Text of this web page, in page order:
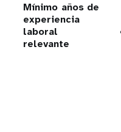
Mínimo años de
experiencia
laboral
relevante